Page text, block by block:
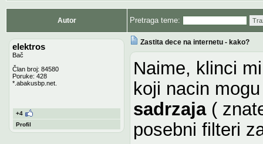
Autor Pretraga teme:
elektros
Bač
Član broj: 84580
Poruke: 428
*.abakusbp.net.
+4
Profil
Zastita dece na internetu - kako?
Naime, klinci
koji nacin
sadrzaja(
posebni filteri